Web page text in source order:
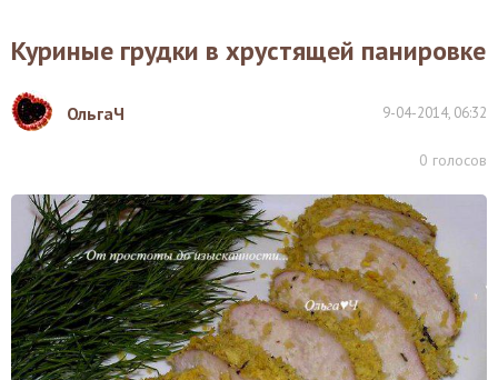
Куриные грудки в хрустящей панировке
ОльгаЧ 9-04-2014, 06:32
0 голосов